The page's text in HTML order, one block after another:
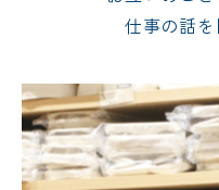
仕事の話を